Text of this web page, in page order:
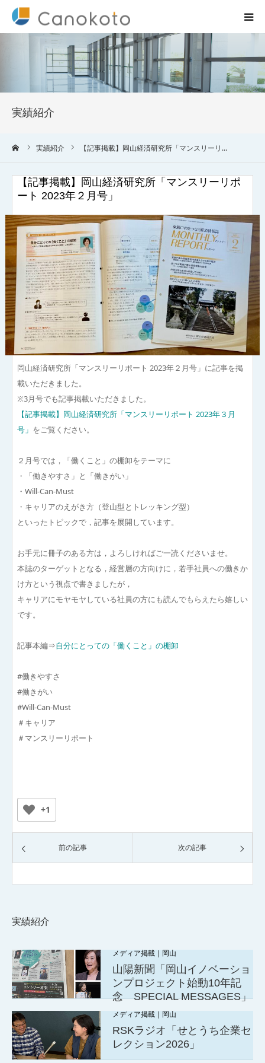
実績紹介
実績紹介 【記事掲載】岡山経済研究所「マンスリーリ…
【記事掲載】岡山経済研究所「マンスリーリポ
ート 2023年２月号」
岡山経済研究所「マンスリーリポート 2023年２月号」に記事を掲
載いただきました。
※3月号でも記事掲載いただきました。
【記事掲載】岡山経済研究所「マンスリーリポート 2023年３月
号」 をご覧ください。
２月号では，「働くこと」の棚卸をテーマに
・「働きやすさ」と「働きがい」
・Will-Can-Must
・キャリアのえがき方（登山型とトレッキング型）
といったトピックで，記事を展開しています。
お手元に冊子のある方は，よろしければご一読くださいませ。
本誌のターゲットとなる，経営層の方向けに，若手社員への働きか
け方という視点で書きましたが，
キャリアにモヤモヤしている社員の方にも読んでもらえたら嬉しい
です。
記事本編⇒自分にとっての「働くこと」の棚卸
#働きやすさ
#働きがい
#Will-Can-Must
＃キャリア
＃マンスリーリポート
+1
前の記事 次の記事
実績紹介
メディア掲載｜岡山
山陽新聞「岡山イノベーショ
ンプロジェクト始動10年記
念 SPECIAL MESSAGES」
メディア掲載｜岡山
RSKラジオ「せとうち企業セ
レクション2026」
HOME
サービス紹介
会社概要
ブログ
実績
コラム一覧
お問合せ